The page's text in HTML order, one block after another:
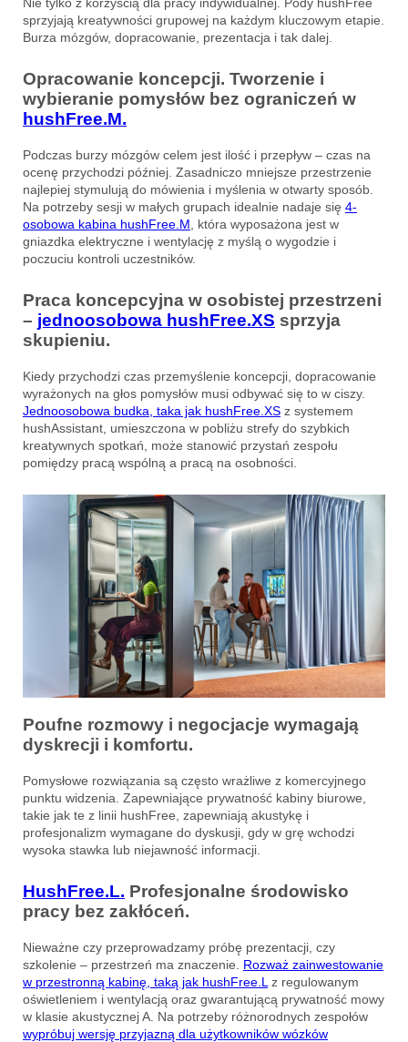
sprzyjają kreatywności grupowej na każdym kluczowym etapie.
Burza mózgów, dopracowanie, prezentacja i tak dalej.
Opracowanie koncepcji. Tworzenie i
wybieranie pomysłów bez ograniczeń w
hushFree.M.
Podczas burzy mózgów celem jest ilość i przepływ – czas na
ocenę przychodzi później. Zasadniczo mniejsze przestrzenie
najlepiej stymulują do mówienia i myślenia w otwarty sposób.
Na potrzeby sesji w małych grupach idealnie nadaje się 4-
osobowa kabina hushFree.M , która wyposażona jest w
gniazdka elektryczne i wentylację z myślą o wygodzie i
poczuciu kontroli uczestników.
Praca koncepcyjna w osobistej przestrzeni
– jednoosobowa hushFree.XS sprzyja
skupieniu.
Kiedy przychodzi czas przemyślenie koncepcji, dopracowanie
wyrażonych na głos pomysłów musi odbywać się to w ciszy.
Jednoosobowa budka, taka jak hushFree.XS z systemem
hushAssistant, umieszczona w pobliżu strefy do szybkich
kreatywnych spotkań, może stanowić przystań zespołu
pomiędzy pracą wspólną a pracą na osobności.
Poufne rozmowy i negocjacje wymagają
dyskrecji i komfortu.
Pomysłowe rozwiązania są często wrażliwe z komercyjnego
punktu widzenia. Zapewniające prywatność kabiny biurowe,
takie jak te z linii hushFree, zapewniają akustykę i
profesjonalizm wymagane do dyskusji, gdy w grę wchodzi
wysoka stawka lub niejawność informacji.
HushFree.L. Profesjonalne środowisko
pracy bez zakłóceń.
Nieważne czy przeprowadzamy próbę prezentacji, czy
szkolenie – przestrzeń ma znaczenie. Rozważ zainwestowanie
w przestronną kabinę, taką jak hushFree.L z regulowanym
oświetleniem i wentylacją oraz gwarantującą prywatność mowy
w klasie akustycznej A. Na potrzeby różnorodnych zespołów
wypróbuj wersję przyjazną dla użytkowników wózków